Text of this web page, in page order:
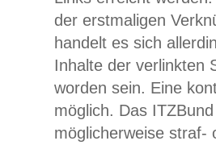
der erstmaligen
handelt es sich
Inhalte der verlinkten
worden sein. Eine
möglich. Das
möglicherweise straf-